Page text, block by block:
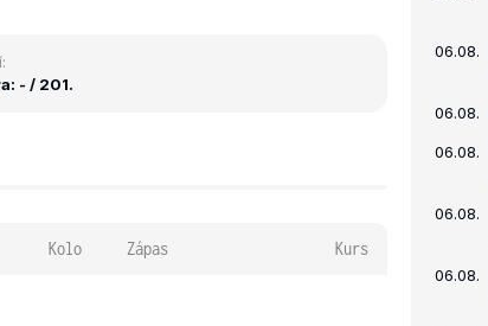
- / 201.
Kolo Zápas Kurs
06.08.
06.08.
06.08.
06.08.
06.08.